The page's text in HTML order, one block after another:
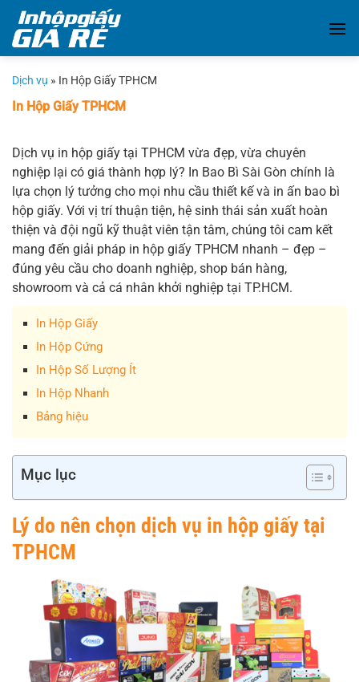
Chuyển
đến
nội
Dịch vụ » In Hộp Giấy TPHCM
In Hộp Giấy TPHCM
Dịch vụ in hộp giấy tại TPHCM vừa đẹp, vừa chuyên
nghiệp lại có giá thành hợp lý? In Bao Bì Sài Gòn chính là
lựa chọn lý tưởng cho mọi nhu cầu thiết kế và in ấn bao bì
hộp giấy. Với vị trí thuận tiện, hệ sinh thái sản xuất hoàn
thiện và đội ngũ kỹ thuật viên tận tâm, chúng tôi cam kết
mang đến giải pháp in hộp giấy TPHCM nhanh – đẹp –
đúng yêu cầu cho doanh nghiệp, shop bán hàng,
showroom và cả cá nhân khởi nghiệp tại TP.HCM.
In Hộp Giấy
In Hộp Cứng
In Hộp Số Lượng Ít
In Hộp Nhanh
Bảng hiệu
Mục lục
Lý do nên chọn dịch vụ in hộp giấy tại
TPHCM